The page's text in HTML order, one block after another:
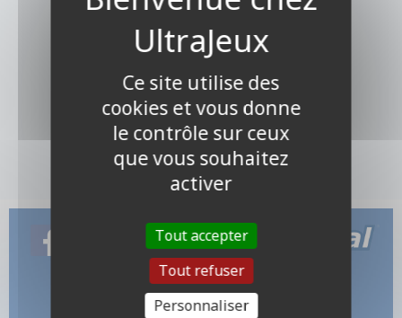
Ce site utilise des
cookies et vous donne
le contrôle sur ceux
que vous souhaitez
activer
Tout accepter
Tout refuser
Personnaliser